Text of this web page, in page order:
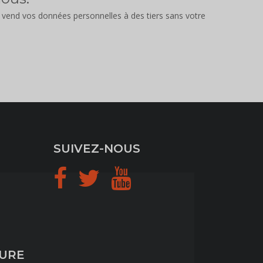
vos données personnelles à des tiers sans votre
SUIVEZ-NOUS